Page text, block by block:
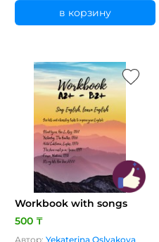
в корзину
Workbook with songs
500 ₸
Автор: Yekaterina Oslyakova